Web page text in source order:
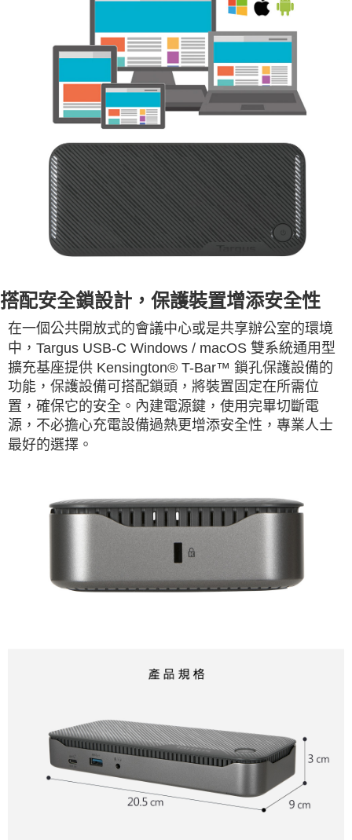
搭配安全鎖設計，保護裝置增添安全性
在一個公共開放式的會議中心或是共享辦公室的環境
中，Targus USB-C Windows / macOS 雙系統通用型
擴充基座提供 Kensington® T-Bar™ 鎖孔保護設備的
功能，保護設備可搭配鎖頭，將裝置固定在所需位
置，確保它的安全。內建電源鍵，使用完畢切斷電
源，不必擔心充電設備過熱更增添安全性，專業人士
最好的選擇。